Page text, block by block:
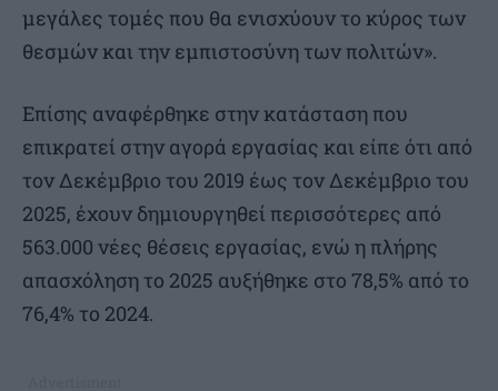
μεγάλες τομές που θα ενισχύουν το κύρος των
θεσμών και την εμπιστοσύνη των πολιτών».
Επίσης αναφέρθηκε στην κατάσταση που
επικρατεί στην αγορά εργασίας και είπε ότι από
τον Δεκέμβριο του 2019 έως τον Δεκέμβριο του
2025, έχουν δημιουργηθεί περισσότερες από
563.000 νέες θέσεις εργασίας, ενώ η πλήρης
απασχόληση το 2025 αυξήθηκε στο 78,5% από το
76,4% το 2024.